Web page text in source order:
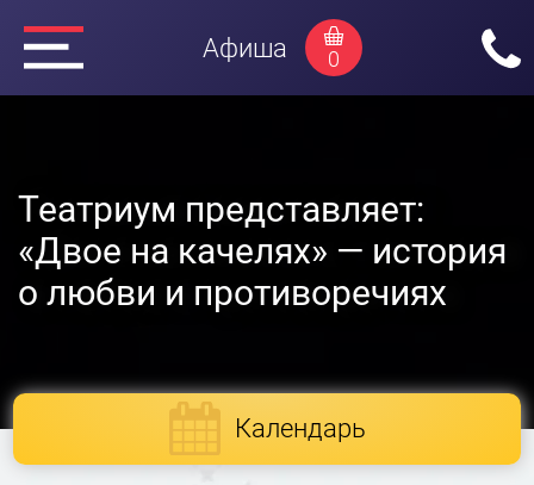
Афиша 0
Театриум представляет:
«Двое на качелях» — история
о любви и противоречиях
Календарь